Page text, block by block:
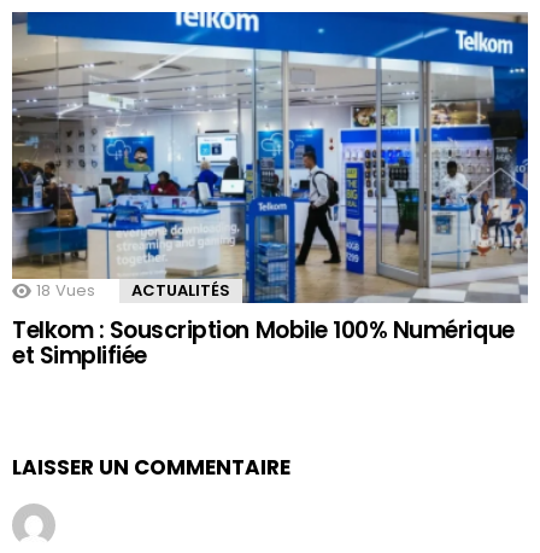
18 Vues ACTUALITÉS
Telkom : Souscription Mobile 100% Numérique
et Simplifiée
LAISSER UN COMMENTAIRE